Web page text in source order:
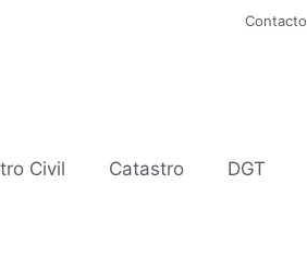
Contacto
Civil Catastro DGT